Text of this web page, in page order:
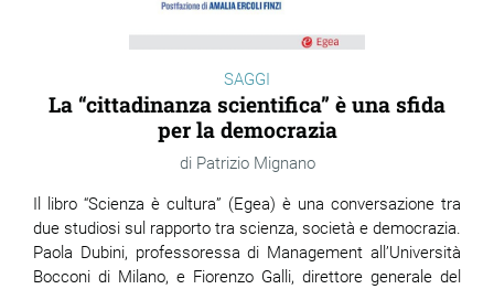
SAGGI
La “cittadinanza scientifica” è una sfida
per la democrazia
Patrizio Mignano
Il libro “Scienza è cultura” (Egea) è una conversazione tra
due studiosi sul rapporto tra scienza, società e democrazia.
Paola Dubini, professoressa di Management all’Università
Bocconi di Milano, e Fiorenzo Galli, direttore generale del